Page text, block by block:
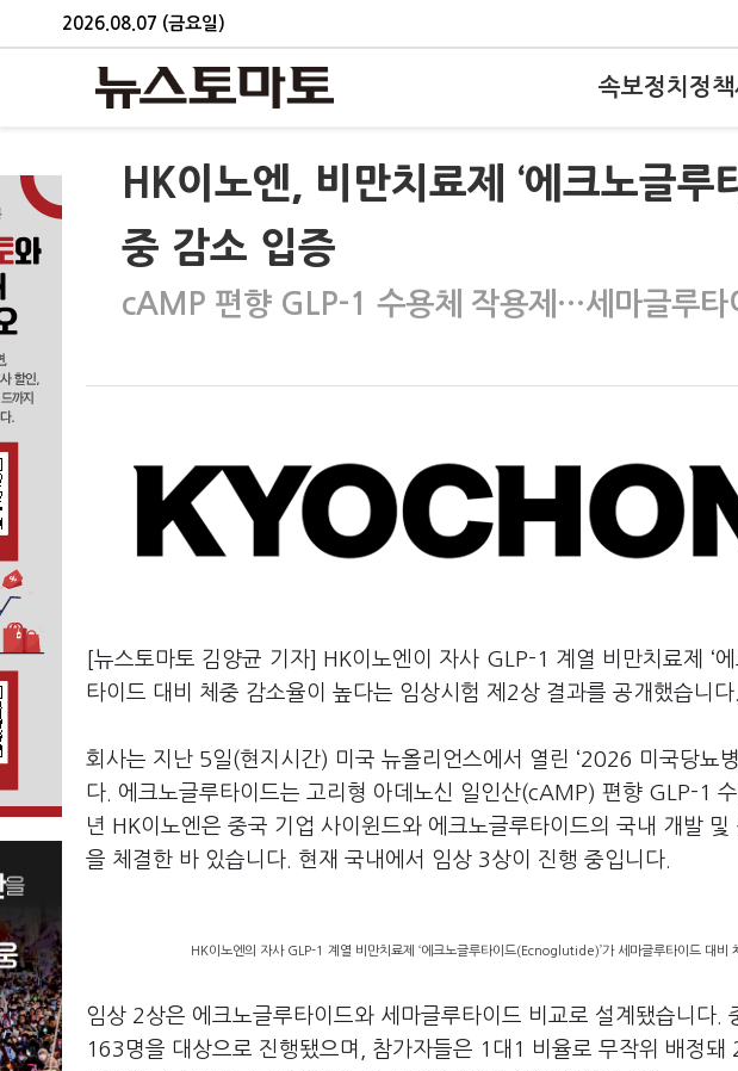
2026.08.07 (금요일)
속보정치 정책
HK이노엔, 비만치료제 ‘에크노글루
중 감소 입증
cAMP 편향 GLP-1 수용체 작용제…세마글루타
[뉴스토마토 김양균 기자] HK이노엔이 자사 GLP-1 계열 비만치료제 ‘
타이드 대비 체중 감소율이 높다는 임상시험 제2상 결과를 공개했습니다.
회사는 지난 5일(현지시간) 미국 뉴올리언스에서 열린 ‘2026 미국당뇨
다. 에크노글루타이드는 고리형 아데노신 일인산(cAMP) 편향 GLP-1
년 HK이노엔은 중국 기업 사이윈드와 에크노글루타이드의 국내 개발
을 체결한 바 있습니다. 현재 국내에서 임상 3상이 진행 중입니다.
HK이노엔의 자사 GLP-1 계열 비만치료제 ‘에크노글루타이드(Ecnoglutide)’가 세마글루타이드 대비
임상 2상은 에크노글루타이드와 세마글루타이드 비교로 설계됐습니다
163명을 대상으로 진행됐으며, 참가자들은 1대1 비율로 무작위 배정